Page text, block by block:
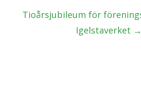
Tioårsjubileum för
Igelstaverket →